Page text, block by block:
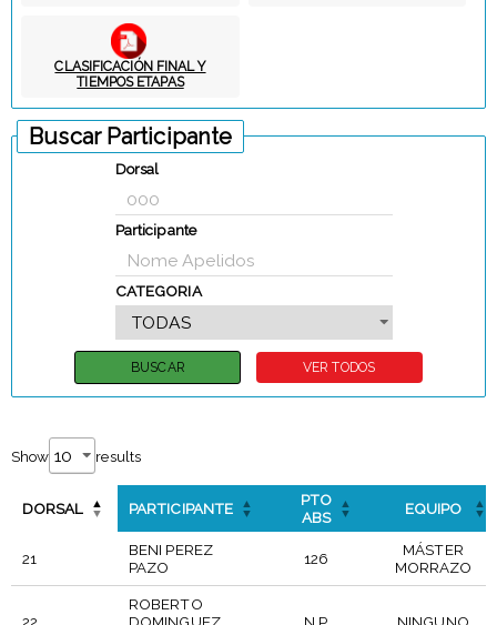
CLASIFICACIÓN FINAL Y
TIEMPOS ETAPAS
Buscar Participante
Dorsal
Participante
CATEGORIA
Show results
DORSAL PARTICIPANTE
PTO
ABS
EQUIPO
21
BENI PEREZ
PAZO
126
MÁSTER
MORRAZO
ROBERTO